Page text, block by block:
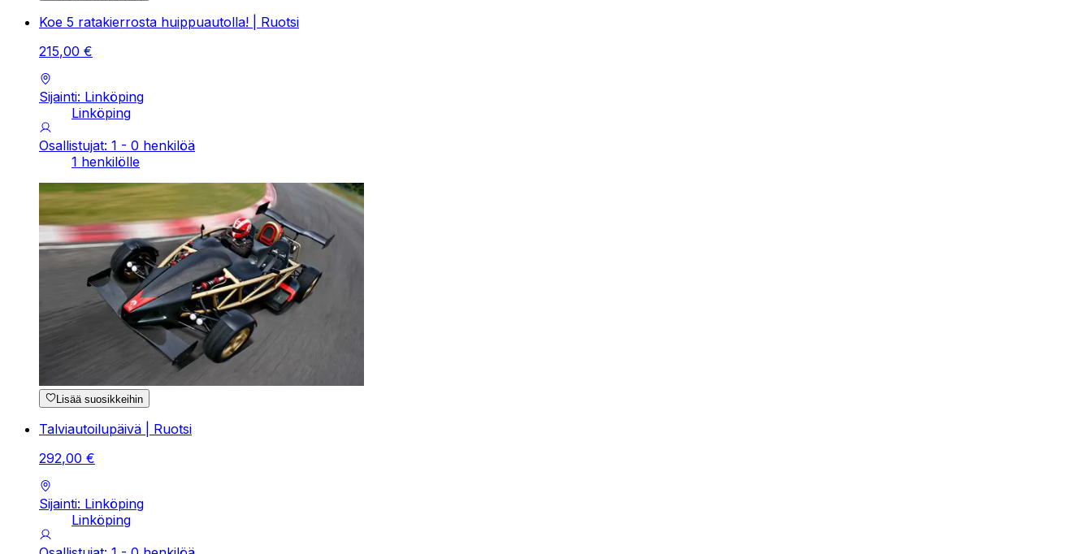
Koe 5 ratakierrosta huippuautolla! | Ruotsi
215,00 €
Sijainti: Linköping
Linköping
Osallistujat: 1 - 0 henkilöä
1 henkilölle
Lisää suosikkeihin
Talviautoilupäivä | Ruotsi
292,00 €
Sijainti: Linköping
Linköping